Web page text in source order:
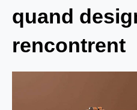
quand
rencontrent